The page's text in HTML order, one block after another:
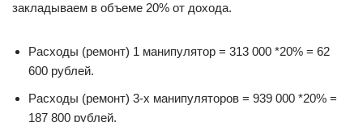
закладываем в объеме 20% от дохода.
Расходы (ремонт) 1 манипулятор = 313 000 *20% = 62
600 рублей.
Расходы (ремонт) 3-х манипуляторов = 939 000 *20% =
187 800 рублей.